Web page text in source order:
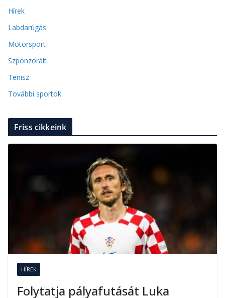
Hírek
Labdarúgás
Motorsport
Szponzorált
Tenisz
További sportok
Friss cikkeink
HÍREK
Folytatja pályafutását Luka